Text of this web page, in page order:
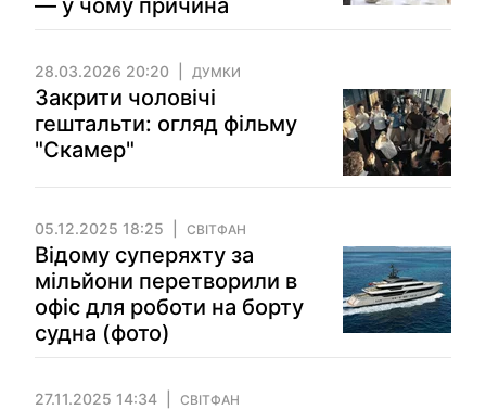
— у чому причина
28.03.2026 20:20 ДУМКИ
Закрити чоловічі
гештальти: огляд фільму
"Скамер"
05.12.2025 18:25 СВІТФАН
Відому суперяхту за
мільйони перетворили в
офіс для роботи на борту
cудна (фото)
27.11.2025 14:34 СВІТФАН